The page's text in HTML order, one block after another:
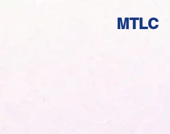
MTLC